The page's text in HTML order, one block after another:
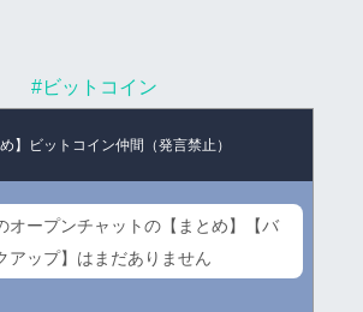
#ビットコイン
め】ビットコイン仲間（発言禁止）
オープンチャットの【まとめ】【バ
アップ】はまだありません